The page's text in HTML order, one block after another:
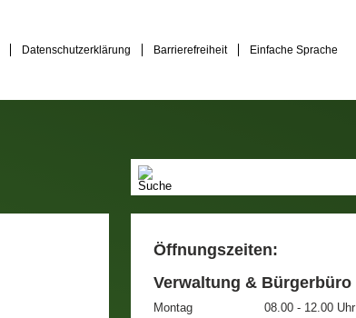
Datenschutzerklärung Barrierefreiheit Einfache Sprache
Öffnungszeiten:
Verwaltung & Bürgerbüro
Montag
08.00 - 12.00 Uhr